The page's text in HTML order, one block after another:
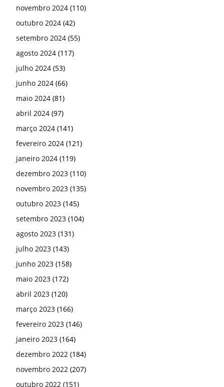
novembro 2024 (110)
outubro 2024 (42)
setembro 2024 (55)
agosto 2024 (117)
julho 2024 (53)
junho 2024 (66)
maio 2024 (81)
abril 2024 (97)
março 2024 (141)
fevereiro 2024 (121)
janeiro 2024 (119)
dezembro 2023 (110)
novembro 2023 (135)
outubro 2023 (145)
setembro 2023 (104)
agosto 2023 (131)
julho 2023 (143)
junho 2023 (158)
maio 2023 (172)
abril 2023 (120)
março 2023 (166)
fevereiro 2023 (146)
janeiro 2023 (164)
dezembro 2022 (184)
novembro 2022 (207)
outubro 2022 (151)